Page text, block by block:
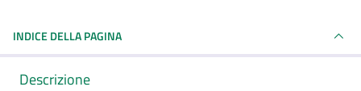
INDICE DELLA PAGINA
Descrizione